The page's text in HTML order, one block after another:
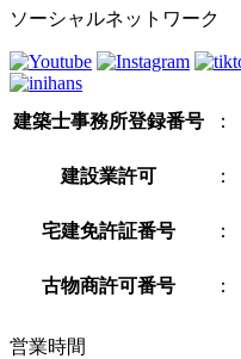
ソーシャルネットワーク
建築士事務所登録番号 ：
建設業許可 ：
宅建免許証番号 ：
古物商許可番号 ：
営業時間